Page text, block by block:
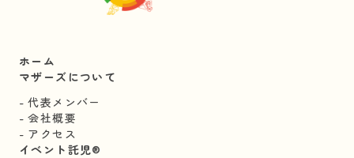
ホーム
マザーズについて
代表メンバー
会社概要
アクセス
イベント託児®︎